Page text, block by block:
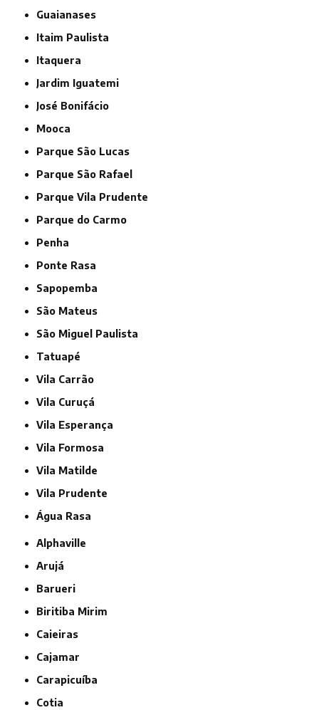
Guaianases
Itaim Paulista
Itaquera
Jardim Iguatemi
José Bonifácio
Mooca
Parque São Lucas
Parque São Rafael
Parque Vila Prudente
Parque do Carmo
Penha
Ponte Rasa
Sapopemba
São Mateus
São Miguel Paulista
Tatuapé
Vila Carrão
Vila Curuçá
Vila Esperança
Vila Formosa
Vila Matilde
Vila Prudente
Água Rasa
Alphaville
Arujá
Barueri
Biritiba Mirim
Caieiras
Cajamar
Carapicuíba
Cotia